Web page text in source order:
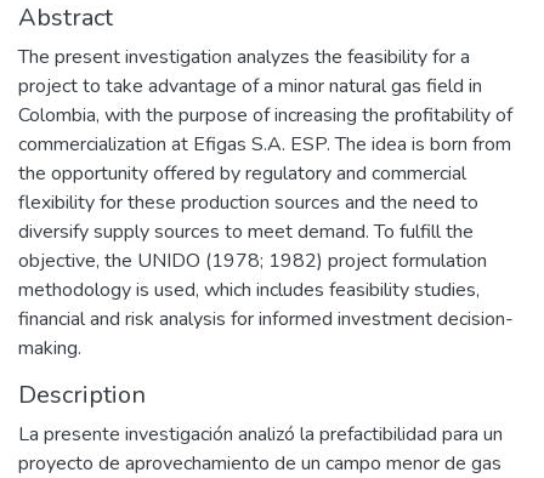
Abstract
The present investigation analyzes the feasibility for a
project to take advantage of a minor natural gas field in
Colombia, with the purpose of increasing the profitability of
commercialization at Efigas S.A. ESP. The idea is born from
the opportunity offered by regulatory and commercial
flexibility for these production sources and the need to
diversify supply sources to meet demand. To fulfill the
objective, the UNIDO (1978; 1982) project formulation
methodology is used, which includes feasibility studies,
financial and risk analysis for informed investment decision-
making.
Description
La presente investigación analizó la prefactibilidad para un
proyecto de aprovechamiento de un campo menor de gas